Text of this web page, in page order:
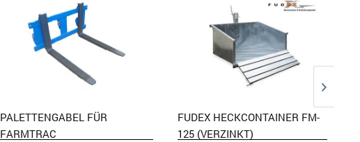
PALETTENGABEL FÜR
FARMTRAC
FUDEX HECKCONTAINER FM-
125 (VERZINKT)